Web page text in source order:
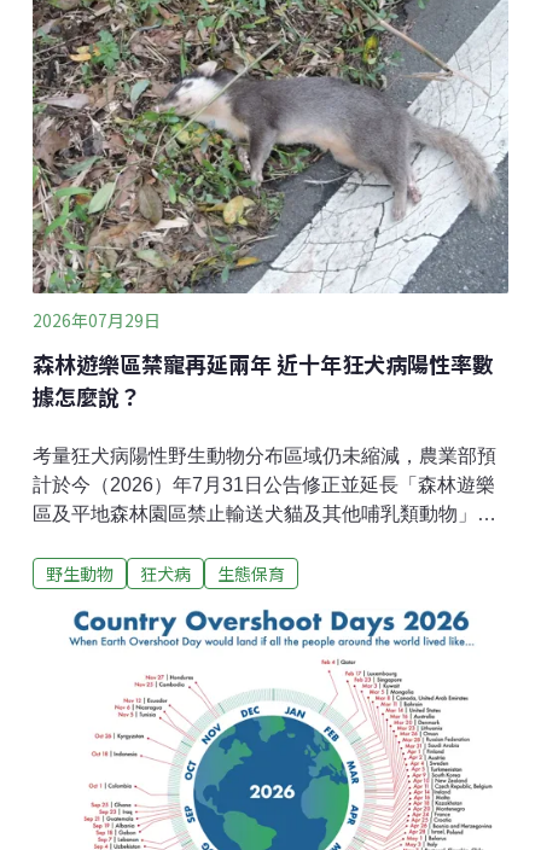
燈》、META Exp.計畫及台電「金水361. META
Space」等代表作品。近年更透過退役電力設備、營建
廢料、舊木料與企業廢棄資源的轉化，重新思考人與
物、產業與環境之間的關係。鄭遠揚出生於燈具代工家
庭，從小就在工廠與產線之間長大。最早的記憶，是家
中工廠規模還很小，只有一條流水線，父母親與臨時人
員在檯面上趕貨，他和哥哥則把產線下方的紙箱攤開，
睡在裡面，像是替自己打造一個小小
2026年07月29日
森林遊樂區禁寵再延兩年 近十年狂犬病陽性率數
據怎麼說？
考量狂犬病陽性野生動物分布區域仍未縮減，農業部預
計於今（2026）年7月31日公告修正並延長「森林遊樂
區及平地森林園區禁止輸送犬貓及其他哺乳類動物」管
攜帶哺乳類寵物入園。林業與自然保育署表示，此措施
為避免家犬、家貓等哺乳類寵物遭狂犬病陽性野生動物
抓咬，從源頭杜絕「野生動物傳染寵物，再傳染給人
類」的傳播鏈。動植物防疫檢疫署則指出，近年狂犬病
陽性率持平，未來仍須持續關注鼬獾族群動態及陽性案
例趨勢。森林遊樂區禁寵物入園 六處園區「有條件開
放」因應狂犬病疫情，農業部自2013年8月1日起實施
「森林遊樂區及平地森林園區禁止輸送犬貓及其他哺乳
類動物」管制措施，每兩年檢討並重新公告，措施持續
野生動物 狂犬病 生態保育